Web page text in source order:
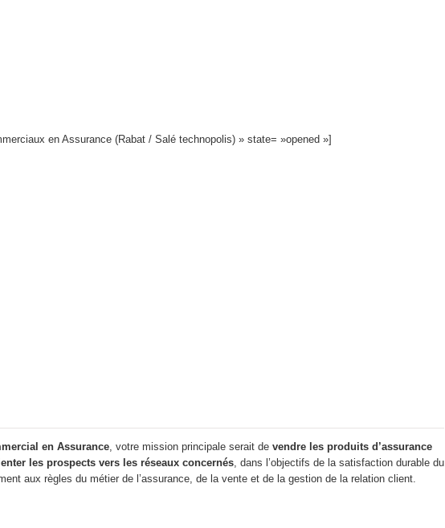
en Assurance (Rabat / Salé technopolis) » state= »opened »]
en Assurance, votre mission principale serait de vendre les produits d’assurance
les prospects vers les réseaux concernés, dans l’objectifs de la satisfaction durable du
aux règles du métier de l’assurance, de la vente et de la gestion de la relation client.